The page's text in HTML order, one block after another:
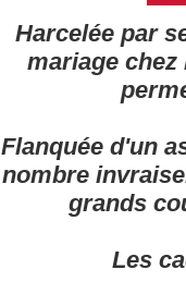
Harcelée par
mariage
Flanquée d'un
nombre
grands
Les